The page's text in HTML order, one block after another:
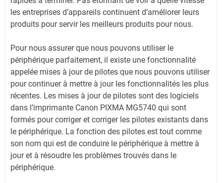
les entreprises d’appareils continuent d’améliorer leurs
produits pour servir les meilleurs produits pour nous.
Pour nous assurer que nous pouvons utiliser le
périphérique parfaitement, il existe une fonctionnalité
appelée mises à jour de pilotes que nous pouvons utiliser
pour continuer à mettre à jour les fonctionnalités les plus
récentes. Les mises à jour de pilotes sont des logiciels
dans l’imprimante Canon PIXMA MG5740 qui sont
formés pour corriger et corriger les pilotes existants dans
le périphérique. La fonction des pilotes est tout comme
son nom qui est de conduire le périphérique à mettre à
jour et à résoudre les problèmes trouvés dans le
périphérique.